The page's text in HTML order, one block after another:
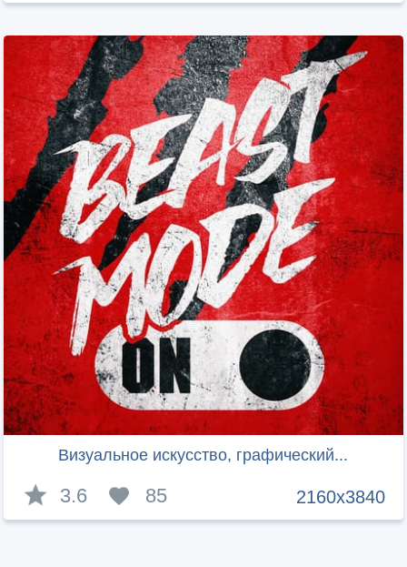
Визуальное искусство, графический...
2160x3840
3.6 85